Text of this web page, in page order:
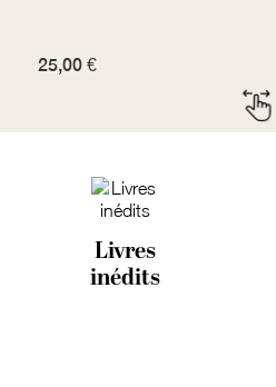
25,00 €
Livres
inédits